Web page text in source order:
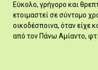
Εύκολο, γρήγορο και
ετοιμαστεί σε σύντομο
οικοδέσποινα, όταν είχε
από τον Πάνω Αμίαντο,